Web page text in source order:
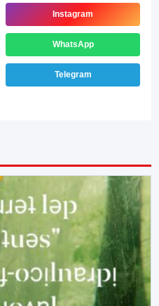
Instagram
WhatsApp
Telegram